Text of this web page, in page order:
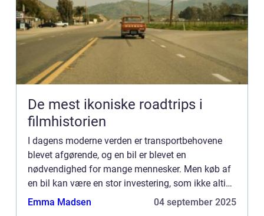
De mest ikoniske roadtrips i
filmhistorien
I dagens moderne verden er transportbehovene
blevet afgørende, og en bil er blevet en
nødvendighed for mange mennesker. Men køb af
en bil kan være en stor investering, som ikke altid
er en mulighed for alle. Det er her, leasing bliver en
Emma Madsen 04 september 2025